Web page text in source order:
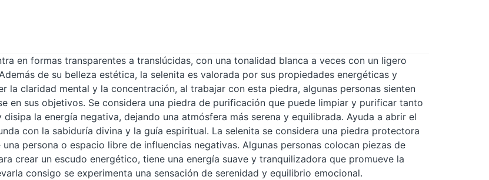
en formas transparentes a translúcidas, con una tonalidad blanca a veces con un ligero
de su belleza estética, la selenita es valorada por sus propiedades energéticas y
la claridad mental y la concentración, al trabajar con esta piedra, algunas personas sienten
en sus objetivos. Se considera una piedra de purificación que puede limpiar y purificar tanto
la energía negativa, dejando una atmósfera más serena y equilibrada. Ayuda a abrir el
con la sabiduría divina y la guía espiritual. La selenita se considera una piedra protectora
persona o espacio libre de influencias negativas. Algunas personas colocan piezas de
crear un escudo energético, tiene una energía suave y tranquilizadora que promueve la
consigo se experimenta una sensación de serenidad y equilibrio emocional.